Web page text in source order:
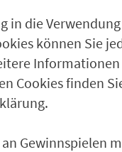
Blumenstraße
Blumenstraße
in die
können Sie
Informationen
Cookies finden
Gewinnspielen